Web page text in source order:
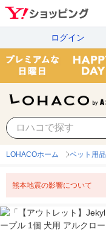
ログイン
LOHACOホーム ペット用品
熊本地震の影響について